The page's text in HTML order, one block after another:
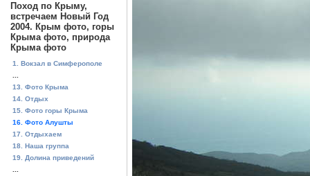
Поход по Крыму,
встречаем Новый Год
2004. Крым фото, горы
Крыма фото, природа
Крыма фото
1. Вокзал в Симферополе
13. Фото Крыма
14. Отдых
15. Фото горы Крыма
16. Фото Алушты
17. Отдыхаем
18. Наша группа
19. Долина приведений